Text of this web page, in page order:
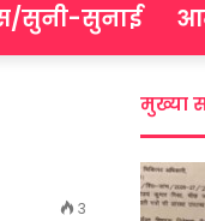
सुनी-सुनाई
3
मुख्या